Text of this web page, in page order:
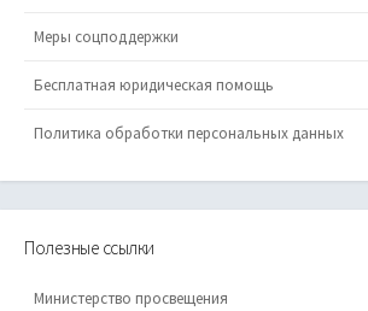
Меры соцподдержки
Бесплатная юридическая помощь
Политика обработки персональных данных
Полезные ссылки
Министерство просвещения